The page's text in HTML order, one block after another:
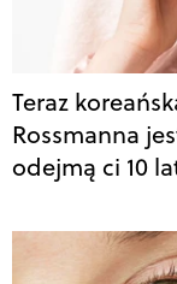
Teraz
Rossmanna
odejmą ci 10